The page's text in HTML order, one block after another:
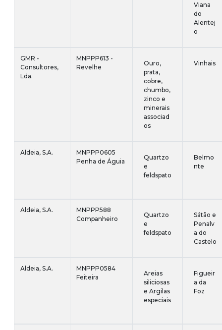
Viana
do
Alentej
o
GMR -
Consultores,
Lda.
MNPPP613 -
Revelhe
Ouro,
prata,
cobre,
chumbo,
zinco e
minerais
associad
os
Vinhais
Aldeia, S.A.
MNPPP0605
Penha de Águia
Quartzo
e
feldspato
Belmo
nte
Aldeia, S.A.
MNPPP588
Companheiro
Quartzo
e
feldspato
Sátão e
Penalv
a do
Castelo
Aldeia, S.A.
MNPPP0584
Feiteira
Areias
siliciosas
e Argilas
especiais
Figueir
a da
Foz